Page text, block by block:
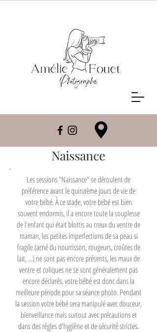
Naissance
Les sessions "Naissance" se déroulent de
préférence avant le quinzième jours de vie de
votre bébé. À ce stade, votre bébé est bien
souvent endormis, il a encore toute la souplesse
de l'enfant qui était blottis au creux du ventre de
maman, les petites imperfections de sa peau si
fragile (acné du nourrisson, rougeurs, croûtes de
lait, ...) ne sont pas encore présents, les maux de
ventre et coliques ne se sont généralement pas
encore déclarés, votre bébé est donc dans la
meilleure période pour sa séance photo. Pendant
la session votre bébé sera manipulé avec douceur,
bienveillance mais surtout avec précautions et
dans des règles d'hygiène et de sécurité strictes.